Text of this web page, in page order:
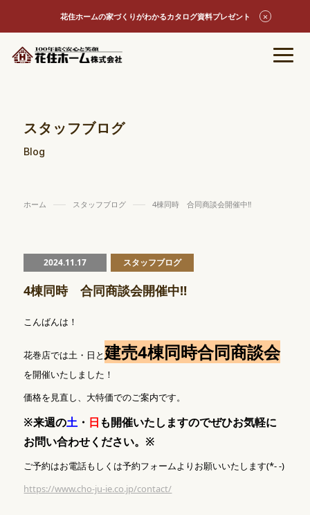
花住ホームの家づくりがわかるカタログ資料プレゼント
スタッフブログ
Blog
ホーム スタッフブログ 4棟同時 合同商談会開催中‼
2024.11.17 スタッフブログ
4棟同時 合同商談会開催中‼
こんばんは！
花巻店では土・日と建売4棟同時合同商談会
を開催いたしました！
価格を見直し、大特価でのご案内です。
※来週の土 ・ 日 も開催いたしますのでぜひお気軽に
お問い合わせください。※
ご予約はお電話もしくは予約フォームよりお願いいたします(*- -)
https://www.cho-ju-ie.co.jp/contact/